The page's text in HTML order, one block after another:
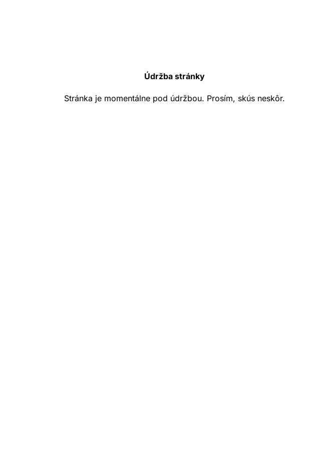
Údržba stránky
Stránka je momentálne pod údržbou. Prosím, skús neskôr.